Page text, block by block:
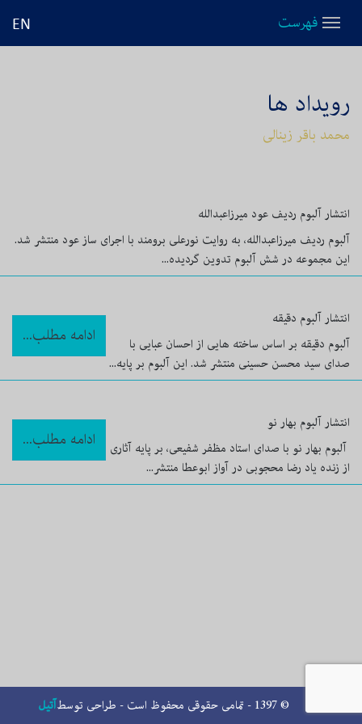
فهرست EN
رویداد ها
محمد باقر زینالی
انتشار آلبوم ردیف عود میرزاعبدالله
آلبوم ردیف میرزاعبدالله، به روایت نورعلی برومند با اجرای ساز عود منتشر شد.
این مجموعه در شش آلبوم تدوین گردیده...
انتشار آلبوم دقیقه
آلبوم دقیقه بر اساس ساخته هایی از احسان عبایی با
صدای سید محسن حسینی منتشر شد. این آلبوم بر پایه...
ادامه مطلب...
انتشار آلبوم بهار نو
آلبوم بهار نو با صدای استاد مظفر شفیعی، بر پایه آثاری
از زنده یاد رضا محجوبی در آواز ابوعطا منتشر...
ادامه مطلب...
© 1397 - تمامی حقوقی محفوظ است - طراحی توسط آتیل